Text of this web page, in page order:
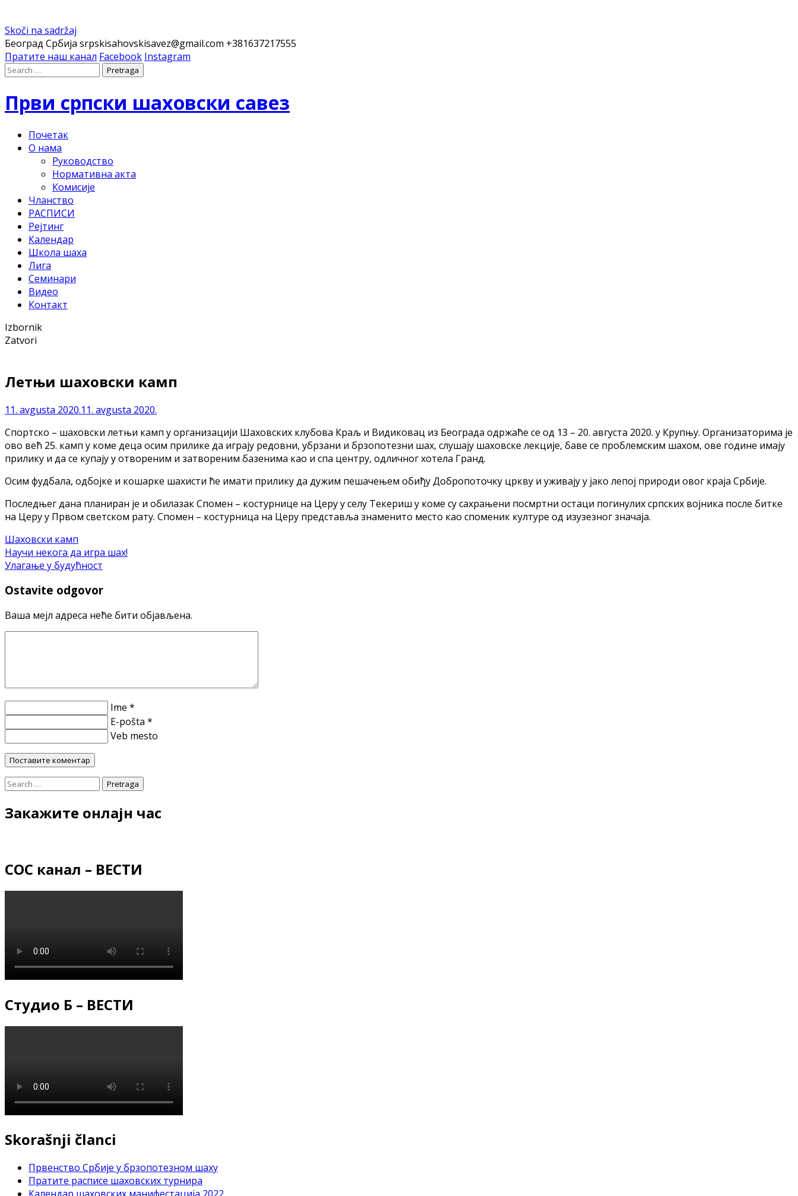
Skoči na sadržaj
Београд Србија srpskisahovskisavez@gmail.com +381637217555
Пратите наш канал Facebook Instagram
Први српски шаховски савез
Почетак
О нама
Руководство
Нормативна акта
Комисије
Чланство
РАСПИСИ
Рејтинг
Календар
Школа шаха
Лига
Семинари
Видео
Контакт
Izbornik
Zatvori
Летњи шаховски камп
11. avgusta 2020.11. avgusta 2020.
Спортско – шаховски летњи камп у организацији Шаховских клубова Краљ и Видиковац из Београда одржаће се од 13 – 20. августа 2020. у Крупњу. Организаторима је
ово већ 25. камп у коме деца осим прилике да играју редовни, убрзани и брзопотезни шах, слушају шаховске лекције, баве се проблемским шахом, ове године имају
прилику и да се купају у отвореним и затвореним базенима као и спа центру, одличног хотела Гранд.
Осим фудбала, одбојке и кошарке шахисти ће имати прилику да дужим пешачењем обиђу Добропоточку цркву и уживају у јако лепој природи овог краја Србије.
Последњег дана планиран је и обилазак Спомен – костурнице на Церу у селу Текериш у коме су сахрањени посмртни остаци погинулих српских војника после битке
на Церу у Првом светском рату. Спомен – костурница на Церу представља знаменито место као споменик културе од изузезног значаја.
Шаховски камп
Научи некога да игра шах!
Улагање у будућност
Ostavite odgovor
Ваша мејл адреса неће бити објављена.
Ime *
E-pošta *
Veb mesto
Закажите онлајн час
СОС канал – ВЕСТИ
Студио Б – ВЕСТИ
Skorašnji članci
Првенство Србије у брзопотезном шаху
Пратите расписе шаховских турнира